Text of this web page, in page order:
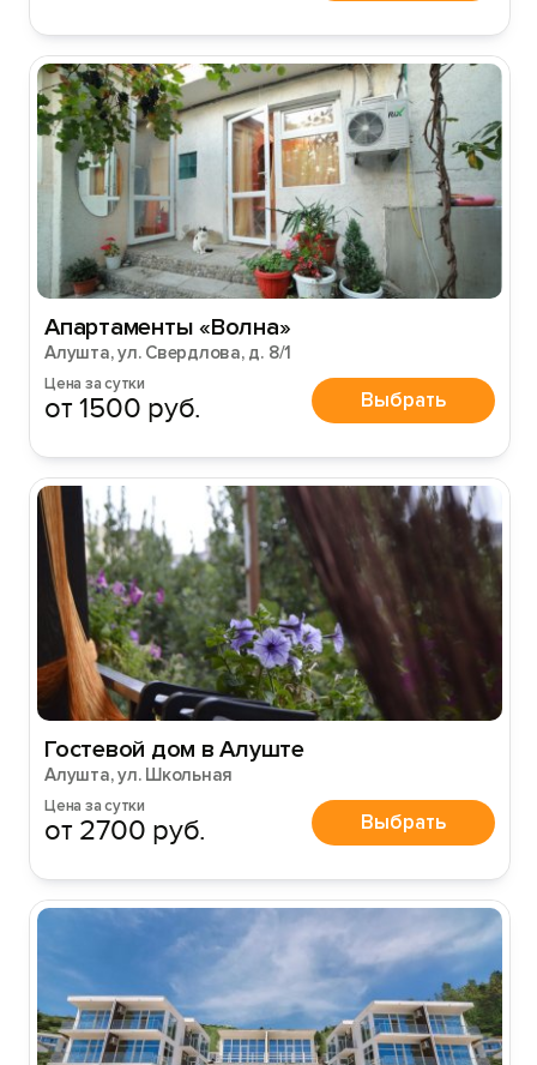
Апартаменты «Волна»
Алушта, ул. Свердлова, д. 8/1
Цена за сутки
от 1500 руб. Выбрать
Гостевой дом в Алуште
Алушта, ул. Школьная
Цена за сутки
от 2700 руб. Выбрать